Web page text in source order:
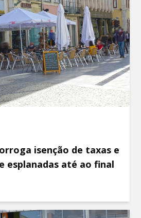
isenção de taxas e
esplanadas até ao final